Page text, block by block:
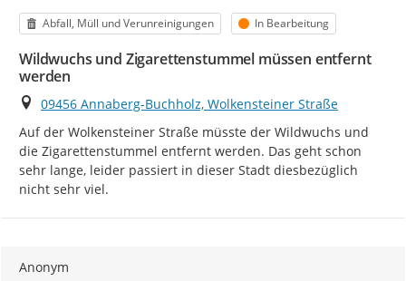
Kategorie
Abfall, Müll und Verunreinigungen Status
In Bearbeitung
Wildwuchs und Zigarettenstummel müssen entfernt
werden
Ort
09456 Annaberg-Buchholz, Wolkensteiner Straße
Auf der Wolkensteiner Straße müsste der Wildwuchs und
die Zigarettenstummel entfernt werden. Das geht schon
sehr lange, leider passiert in dieser Stadt diesbezüglich
nicht sehr viel.
Anonym